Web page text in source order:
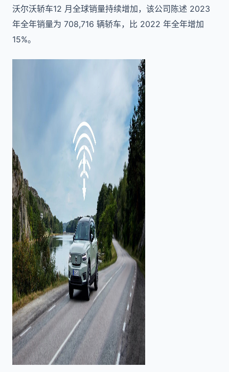
沃尔沃轿车12 月全球销量持续增加，该公司陈述 2023
年全年销量为 708,716 辆轿车，比 2022 年全年增加
15%。